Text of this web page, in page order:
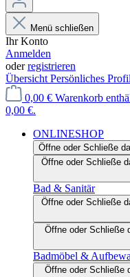
Menü schließen
Ihr Konto
Anmelden
oderregistrieren
Übersicht Persönliches Profil
0,00 € Warenkorb
0,00 €.
ONLINESHOP
Öffne oder Schließe
Öffne oder Schließe
Bad & Sanitär
Öffne oder Schließe
Öffne oder Schließe
Badmöbel &
Öffne oder Schließe